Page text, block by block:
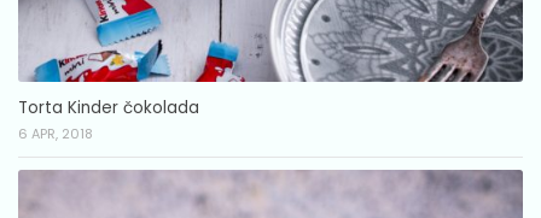
Torta Kinder čokolada
6 APR, 2018